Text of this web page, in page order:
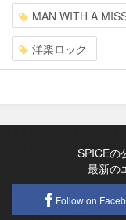
MAN WITH A
洋楽ロック
SPICEの
最新の
Follow on